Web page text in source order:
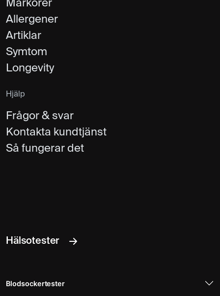
Markörer
Allergener
Artiklar
Symtom
Longevity
Hjälp
Frågor & svar
Kontakta kundtjänst
Så fungerar det
Hälsotester
Blodsockertester